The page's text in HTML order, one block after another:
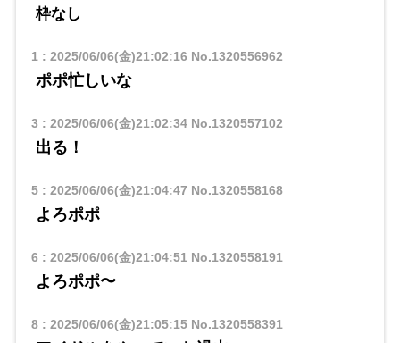
枠なし
1: 2025/06/06(金)21:02:16 No.1320556962
ポポ忙しいな
3 : 2025/06/06(金)21:02:34No.1320557102
出る！
5: 2025/06/06(金)21:04:47 No.1320558168
よろポポ
6 : 2025/06/06(金)21:04:51No.1320558191
よろポポ〜
8: 2025/06/06(金)21:05:15No.1320558391